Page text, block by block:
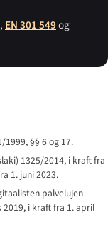
, EN 301 549og
1999, §§ 6 og 17.
) 1325/2014, i kraft fra
1. juni 2023.
palvelujen
i kraft fra 1. april